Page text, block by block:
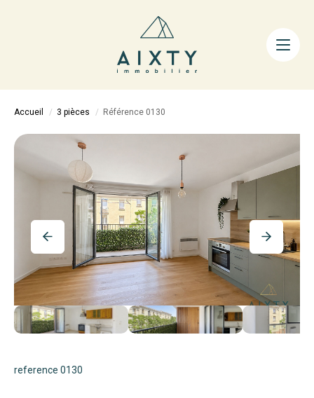
ACHETER
AIXTY & VOUS
Nos Agences
Nos Équipes
Nos Tarifs
Nos Biens Vendus
Notre City Guide
Accueil 3 pièces Référence 0130
reference 0130